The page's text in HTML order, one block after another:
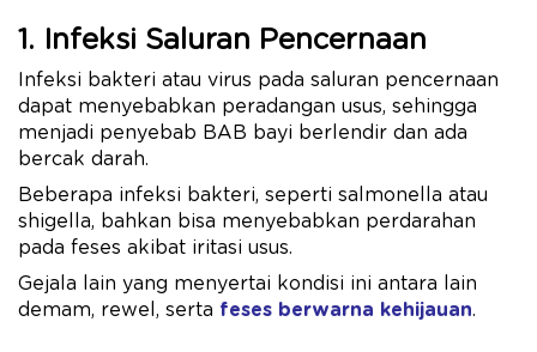
1. Infeksi Saluran Pencernaan
Infeksi bakteri atau virus pada saluran pencernaan
dapat menyebabkan peradangan usus, sehingga
menjadi penyebab BAB bayi berlendir dan ada
bercak darah.
Beberapa infeksi bakteri, seperti salmonella atau
shigella, bahkan bisa menyebabkan perdarahan
pada feses akibat iritasi usus.
Gejala lain yang menyertai kondisi ini antara lain
demam, rewel, serta feses berwarna kehijauan.